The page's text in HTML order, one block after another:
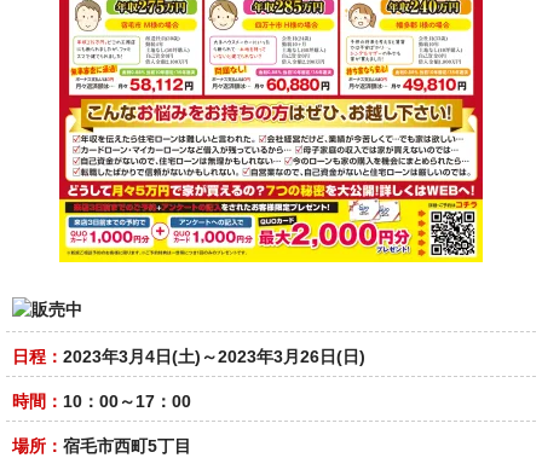
日程： 2023年3月4日(土)～2023年3月26日(日)
時間： 10：00～17：00
場所： 宿毛市西町5丁目